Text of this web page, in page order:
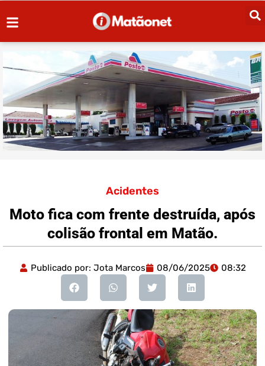
Acidentes
Moto fica com frente destruída, após
colisão frontal em Matão.
Publicado por: Jota Marcos 08/06/2025 08:32